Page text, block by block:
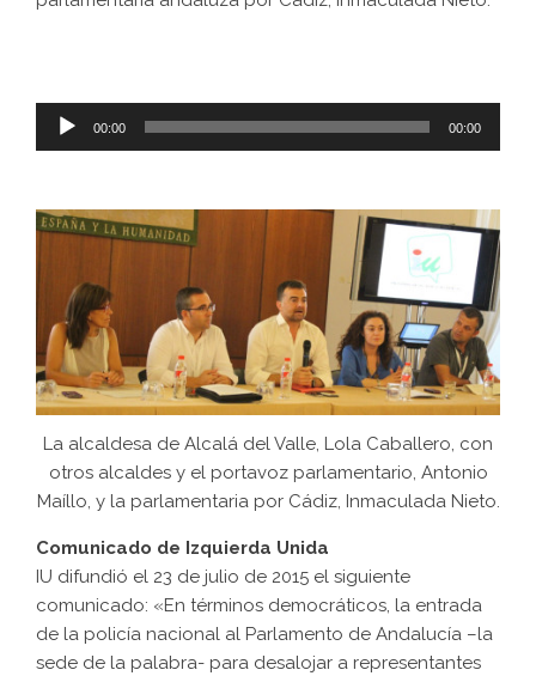
Reproductor
00:00 00:00
La alcaldesa de Alcalá del Valle, Lola Caballero, con
otros alcaldes y el portavoz parlamentario, Antonio
Maíllo, y la parlamentaria por Cádiz, Inmaculada Nieto.
Comunicado de Izquierda Unida
IU difundió el 23 de julio de 2015 el siguiente
comunicado: «En términos democráticos, la entrada
de la policía nacional al Parlamento de Andalucía –la
sede de la palabra- para desalojar a representantes